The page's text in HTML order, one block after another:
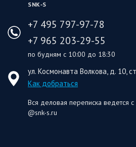
SNK‑S
+7 495 797-97-78
+7 965 203-29-55
по будням с 10:00 до 18:30
ул. Космонавта Волкова, д. 10,
Как добраться
Вся деловая переписка ведется
@snk-s.ru